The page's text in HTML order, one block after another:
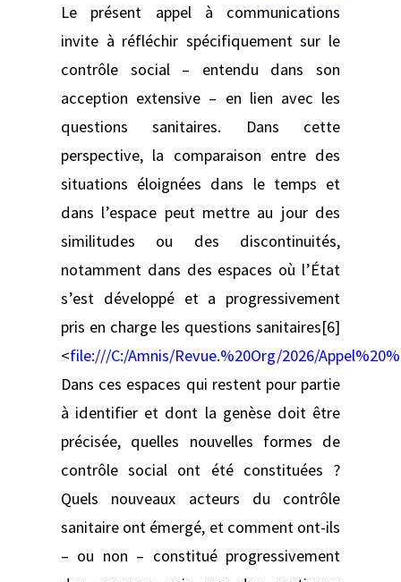
Le présent appel à communications
invite à réfléchir spécifiquement sur le
contrôle social – entendu dans son
acception extensive – en lien avec les
questions sanitaires. Dans cette
perspective, la comparaison entre des
situations éloignées dans le temps et
dans l’espace peut mettre au jour des
similitudes ou des discontinuités,
notamment dans des espaces où l’État
s’est développé et a progressivement
pris en charge les questions sanitaires[6]
<file:///C:/Amnis/Revue.%20Org/2026/
Dans ces espaces qui restent pour partie
à identifier et dont la genèse doit être
précisée, quelles nouvelles formes de
contrôle social ont été constituées ?
Quels nouveaux acteurs du contrôle
sanitaire ont émergé, et comment ont-ils
– ou non – constitué progressivement